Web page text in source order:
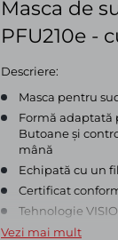
Masca de
PFU210e -
Descriere:
Masca pentru
Formă adaptată
Butoane și
mână
Echipată cu un
Certificat
Tehnologie
Filtrul automat
Vezi mai mult